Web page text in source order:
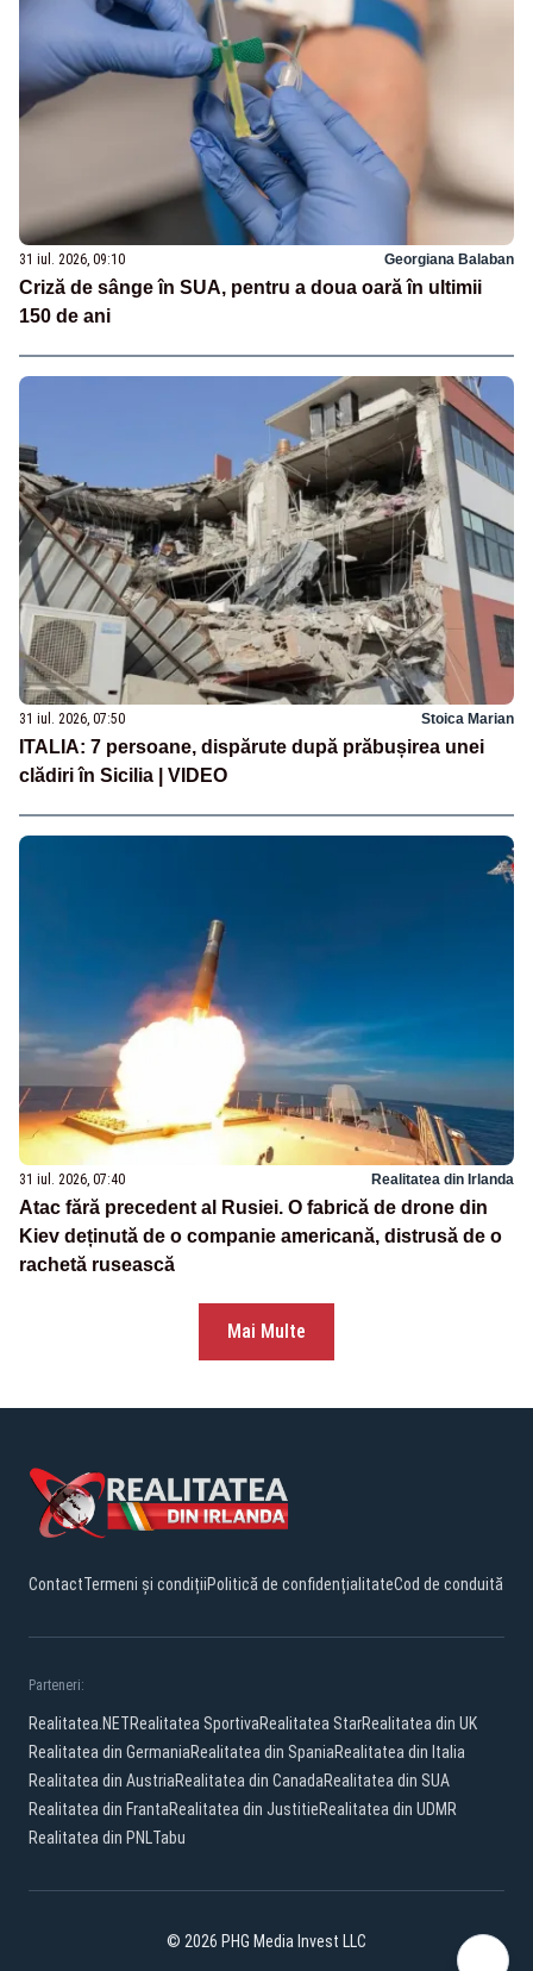
31 iul. 2026, 09:10 Georgiana Balaban
Criză de sânge în SUA, pentru a doua oară în ultimii
150 de ani
31 iul. 2026, 07:50 Stoica Marian
ITALIA: 7 persoane, dispărute după prăbușirea unei
clădiri în Sicilia | VIDEO
31 iul. 2026, 07:40 Realitatea din Irlanda
Atac fără precedent al Rusiei. O fabrică de drone din
Kiev deținută de o companie americană, distrusă de o
rachetă rusească
Mai Multe
ContactTermeni și condițiiPolitică de confidențialitateCod de conduită
Parteneri:
Realitatea.NETRealitatea SportivaRealitatea StarRealitatea din UK
Realitatea din GermaniaRealitatea din SpaniaRealitatea din Italia
Realitatea din AustriaRealitatea din CanadaRealitatea din SUA
Realitatea din FrantaRealitatea din JustitieRealitatea din UDMR
Realitatea din PNLTabu
© 2026 PHG Media Invest LLC